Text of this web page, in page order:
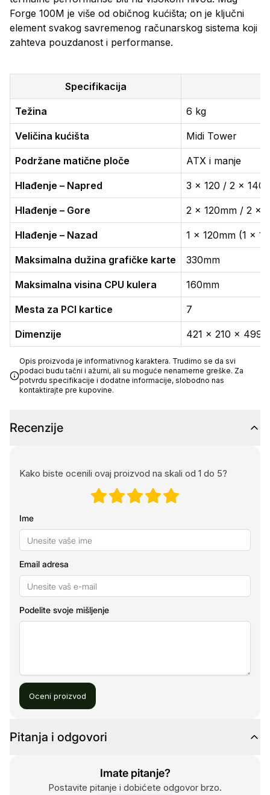
Forge 100M je više od običnog kućišta; on je ključni
element svakog savremenog računarskog sistema koji
zahteva pouzdanost i performanse.
Specifikacija
Težina 6 kg
Veličina kućišta Midi Tower
Podržane matične ploče ATX i manje
Hlađenje – Napred 3 x 120 / 2 x
Hlađenje – Gore 2 x 120mm / 2 x
Hlađenje – Nazad 1 x 120mm (1 x
Maksimalna dužina grafičke karte 330mm
Maksimalna visina CPU kulera 160mm
Mesta za PCI kartice 7
Dimenzije 421 x 210 x 499
Opis proizvoda je informativnog karaktera. Trudimo se da svi
podaci budu tačni i ažurni, ali su moguće nenamerne greške. Za
potvrdu specifikacije i dodatne informacije, slobodno nas
kontaktirajte pre kupovine.
Recenzije
Kako biste ocenili ovaj proizvod na skali od 1 do 5?
Ime
Email adresa
Podelite svoje mišljenje
Oceni proizvod
Pitanja i odgovori
Imate pitanje?
Postavite pitanje i dobićete odgovor brzo.